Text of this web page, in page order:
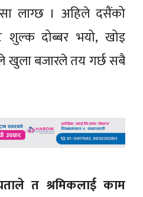
लाग्छ । अहिले दसैंको
शुल्क दोब्बर भयो, खोइ
खुला बजारले तय गर्छ सबै
त श्रमिकलाई काम